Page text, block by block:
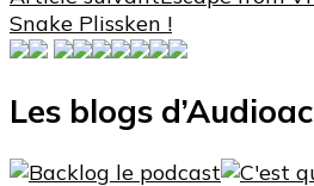
Snake Plissken !
Les blogs